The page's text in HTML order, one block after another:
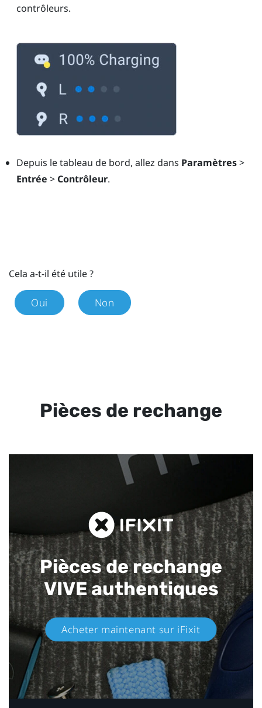
contrôleurs.
Depuis le tableau de bord, allez dans Paramètres>
Entrée > Contrôleur.
Cela a-t-il été utile ?
Oui Non
Pièces de rechange
Pièces de rechange
VIVE authentiques​
Acheter maintenant sur iFixit​